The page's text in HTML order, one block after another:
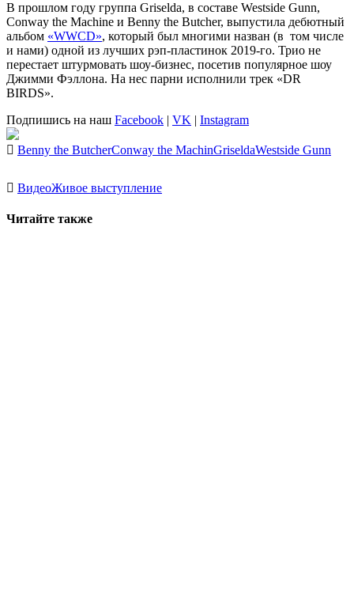
В прошлом году группа Griselda, в составе Westside Gunn,
Conway the Machine и Benny the Butcher, выпустила дебютный
альбом «WWCD», который был многими назван (в том числе
и нами) одной из лучших рэп-пластинок 2019-го. Трио не
перестает штурмовать шоу-бизнес, посетив популярное шоу
Джимми Фэллона. На нес парни исполнили трек «DR
BIRDS».
Подпишись на наш Facebook | VK | Instagram
Benny the ButcherConway the MachinGriseldaWestside Gunn
ВидеоЖивое выступление
Читайте также